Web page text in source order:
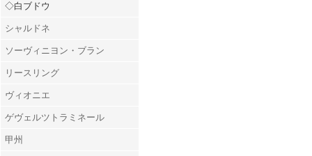
◇白ブドウ
シャルドネ
ソーヴィニヨン・ブラン
リースリング
ヴィオニエ
ゲヴェルツトラミネール
甲州